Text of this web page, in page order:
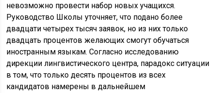
невозможно провести набор новых учащихся.
Руководство Школы уточняет, что подано более
двадцати четырех тысяч заявок, но из них только
двадцать процентов желающих смогут обучаться
иностранным языкам. Согласно исследованию
дирекции лингвистического центра, парадокс ситуации
в том, что только десять процентов из всех
кандидатов намерены в дальнейшем